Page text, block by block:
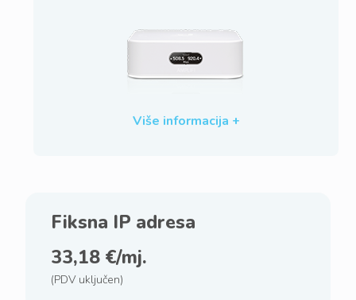
Više informacija +
Fiksna IP adresa
33,18 €/mj.
(PDV uključen)